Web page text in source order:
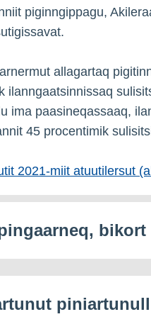
piginngippagu,
allagartaq
ilanngaatsinnissaq
ima paasineqassaaq,
45 procentimik
2021-miit atuutilersut
bikort